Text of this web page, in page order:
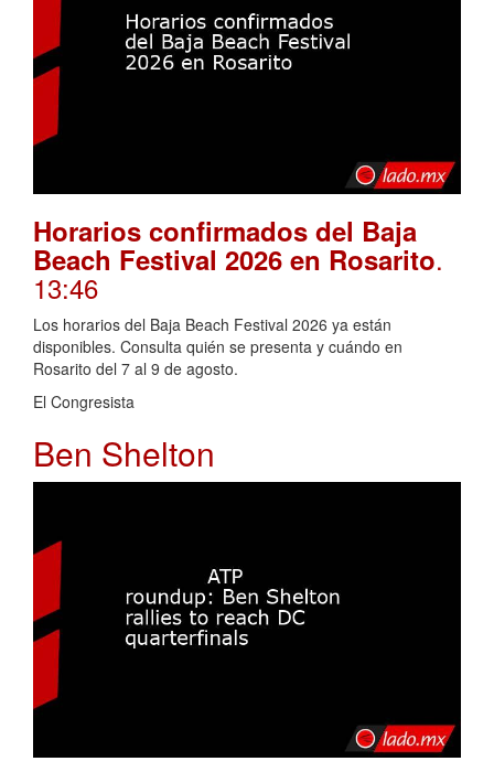
Horarios confirmados del Baja
Beach Festival 2026 en Rosarito.
13:46
Los horarios del Baja Beach Festival 2026 ya están
disponibles. Consulta quién se presenta y cuándo en
Rosarito del 7 al 9 de agosto.
El Congresista
Ben Shelton